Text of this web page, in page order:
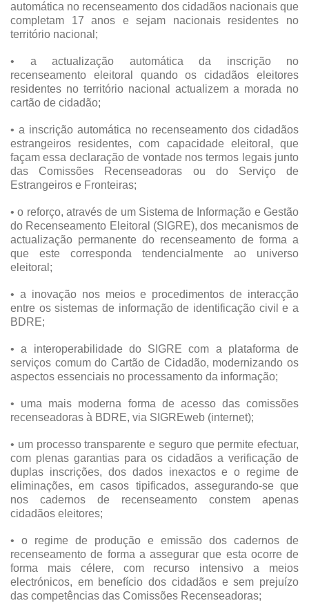
automática no recenseamento dos cidadãos nacionais que
completam 17 anos e sejam nacionais residentes no
território nacional;
• a actualização automática da inscrição no
recenseamento eleitoral quando os cidadãos eleitores
residentes no território nacional actualizem a morada no
cartão de cidadão;
• a inscrição automática no recenseamento dos cidadãos
estrangeiros residentes, com capacidade eleitoral, que
façam essa declaração de vontade nos termos legais junto
das Comissões Recenseadoras ou do Serviço de
Estrangeiros e Fronteiras;
• o reforço, através de um Sistema de Informação e Gestão
do Recenseamento Eleitoral (SIGRE), dos mecanismos de
actualização permanente do recenseamento de forma a
que este corresponda tendencialmente ao universo
eleitoral;
• a inovação nos meios e procedimentos de interacção
entre os sistemas de informação de identificação civil e a
BDRE;
• a interoperabilidade do SIGRE com a plataforma de
serviços comum do Cartão de Cidadão, modernizando os
aspectos essenciais no processamento da informação;
• uma mais moderna forma de acesso das comissões
recenseadoras à BDRE, via SIGREweb (internet);
• um processo transparente e seguro que permite efectuar,
com plenas garantias para os cidadãos a verificação de
duplas inscrições, dos dados inexactos e o regime de
eliminações, em casos tipificados, assegurando-se que
nos cadernos de recenseamento constem apenas
cidadãos eleitores;
• o regime de produção e emissão dos cadernos de
recenseamento de forma a assegurar que esta ocorre de
forma mais célere, com recurso intensivo a meios
electrónicos, em benefício dos cidadãos e sem prejuízo
das competências das Comissões Recenseadoras;